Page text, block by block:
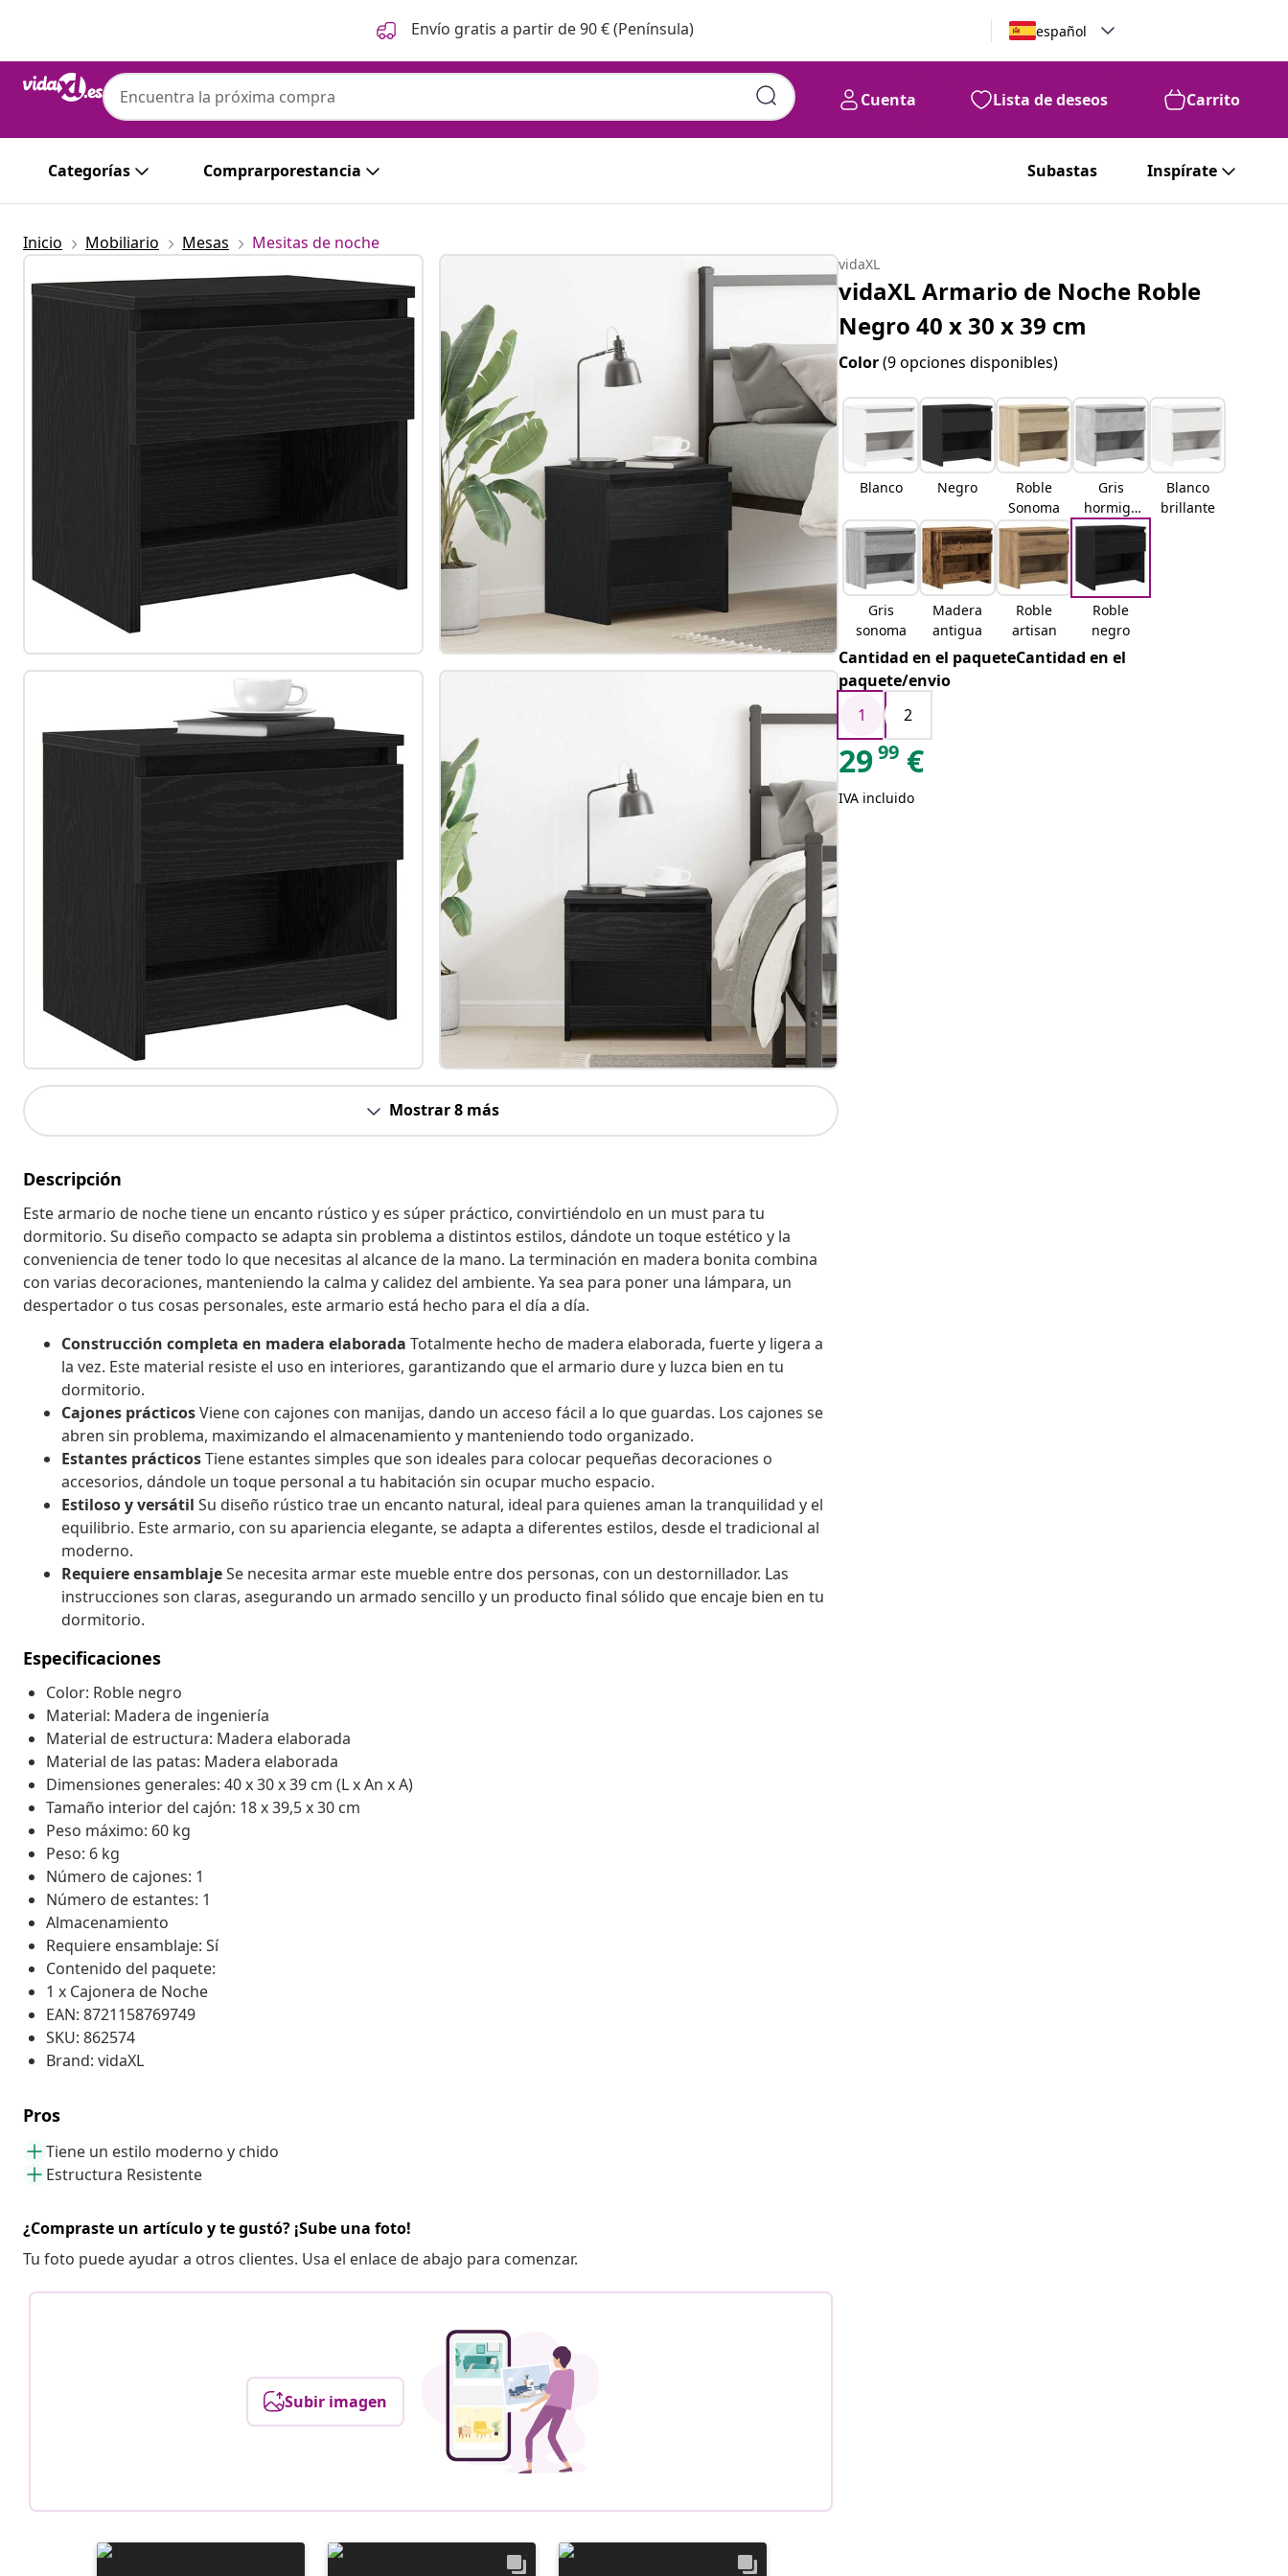
Envío gratis a partir de 90 € (Península) español
Cuenta Lista de deseos Carrito
Categorías Comprarporestancia Subastas Inspírate
Inicio Mobiliario Mesas Mesitas de noche
Mostrar 8 más
Descripción
Este armario de noche tiene un encanto rústico y es súper práctico, convirtiéndolo en un must para tu
dormitorio. Su diseño compacto se adapta sin problema a distintos estilos, dándote un toque estético y la
conveniencia de tener todo lo que necesitas al alcance de la mano. La terminación en madera bonita combina
con varias decoraciones, manteniendo la calma y calidez del ambiente. Ya sea para poner una lámpara, un
despertador o tus cosas personales, este armario está hecho para el día a día.
Construcción completa en madera elaborada Totalmente hecho de madera elaborada, fuerte y ligera a
la vez. Este material resiste el uso en interiores, garantizando que el armario dure y luzca bien en tu
dormitorio.
Cajones prácticosViene con cajones con manijas, dando un acceso fácil a lo que guardas. Los cajones se
abren sin problema, maximizando el almacenamiento y manteniendo todo organizado.
Estantes prácticosTiene estantes simples que son ideales para colocar pequeñas decoraciones o
accesorios, dándole un toque personal a tu habitación sin ocupar mucho espacio.
Estiloso y versátil Su diseño rústico trae un encanto natural, ideal para quienes aman la tranquilidad y el
equilibrio. Este armario, con su apariencia elegante, se adapta a diferentes estilos, desde el tradicional al
moderno.
Requiere ensamblajeSe necesita armar este mueble entre dos personas, con un destornillador. Las
instrucciones son claras, asegurando un armado sencillo y un producto final sólido que encaje bien en tu
dormitorio.
Especificaciones
Color: Roble negro
Material: Madera de ingeniería
Material de estructura: Madera elaborada
Material de las patas: Madera elaborada
Dimensiones generales: 40 x 30 x 39 cm (L x An x A)
Tamaño interior del cajón: 18 x 39,5 x 30 cm
Peso máximo: 60 kg
Peso: 6 kg
Número de cajones: 1
Número de estantes: 1
Almacenamiento
Requiere ensamblaje: Sí
Contenido del paquete:
1 x Cajonera de Noche
EAN: 8721158769749
SKU: 862574
Brand: vidaXL
Pros
Tiene un estilo moderno y chido
Estructura Resistente
¿Compraste un artículo y te gustó? ¡Sube una foto!
Tu foto puede ayudar a otros clientes. Usa el enlace de abajo para comenzar.
Subir imagen
vidaXL
vidaXL Armario de Noche Roble
Negro 40 x 30 x 39 cm
Color(9 opciones disponibles)
Blanco Negro
Roble
Sonoma
Gris
hormigó
n
Blanco
brillante
Gris
sonoma
Madera
antigua
Roble
artisan
Roble
negro
Cantidad en el paqueteCantidad en el
paquete/envio
1
2
2999 €
IVA incluido